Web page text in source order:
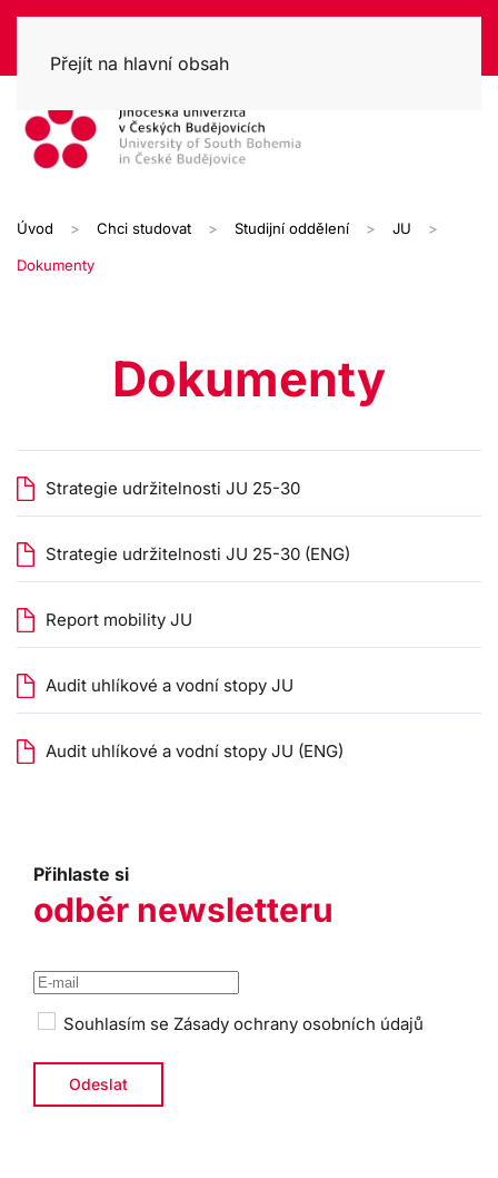
Přejít na hlavní obsah
Úvod Chci studovat Studijní oddělení JU
Dokumenty
Dokumenty
Strategie udržitelnosti JU 25-30
Strategie udržitelnosti JU 25-30 (ENG)
Report mobility JU
Audit uhlíkové a vodní stopy JU
Audit uhlíkové a vodní stopy JU (ENG)
Přihlaste si
odběr newsletteru
Souhlasím se Zásady ochrany osobních údajů